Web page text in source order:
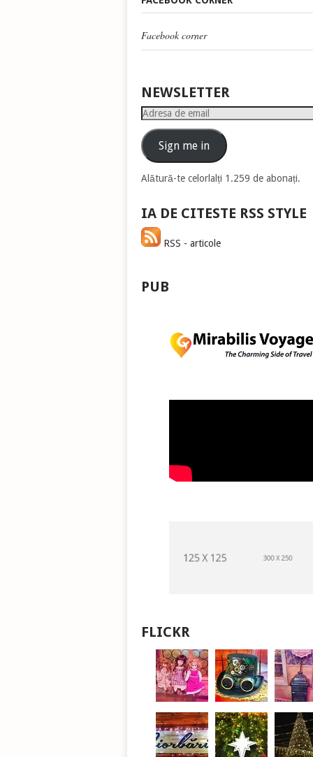
Facebook corner
NEWSLETTER
Adresa
emailSign me in
Alătură-te celorlalți 1.259 de abonați.
IA DE CITESTE RSS STYLE
RSS - articole
PUB
FLICKR